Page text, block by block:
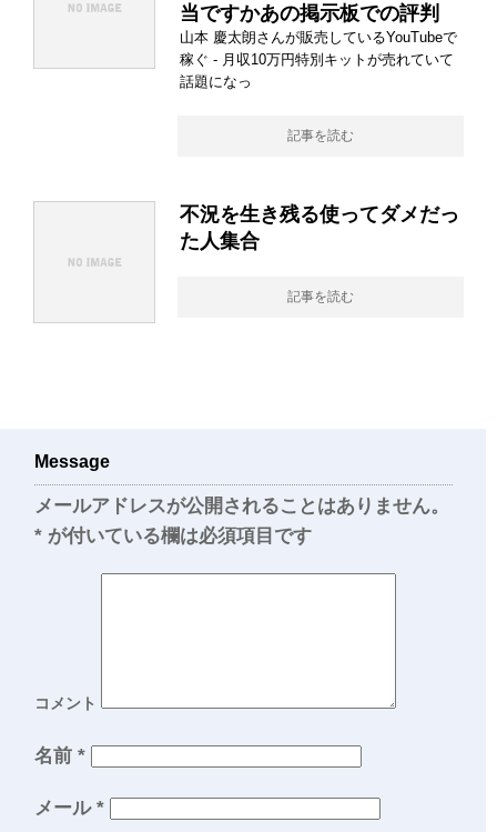
当ですかあの掲示板での評判
山本 慶太朗さんが販売しているYouTubeで
稼ぐ - 月収10万円特別キットが売れていて
話題になっ
記事を読む
不況を生き残る使ってダメだっ
た人集合
記事を読む
Message
メールアドレスが公開されることはありません。
* が付いている欄は必須項目です
コメント
名前 *
メール *